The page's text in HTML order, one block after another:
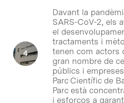
Davant la
SARS-CoV-2, els
el
tractaments i
tenen com actors
gran nombre de
públics i
Parc Científic de
Parc està
i esforços a